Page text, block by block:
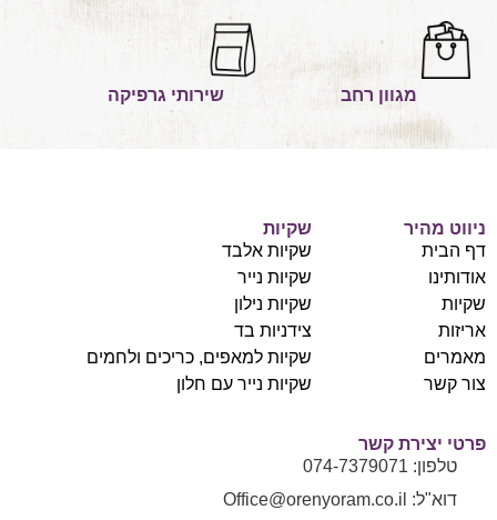
מגוון רחב שירותי גרפיקה
ניווט מהיר
דף הבית
אודותינו
שקיות
אריזות
מאמרים
צור קשר
שקיות
שקיות אלבד
שקיות נייר
שקיות נילון
צידניות בד
שקיות למאפים, כריכים ולחמים
שקיות נייר עם חלון
פרטי יצירת קשר
טלפון: 074-7379071
דוא"ל: Office@orenyoram.co.il